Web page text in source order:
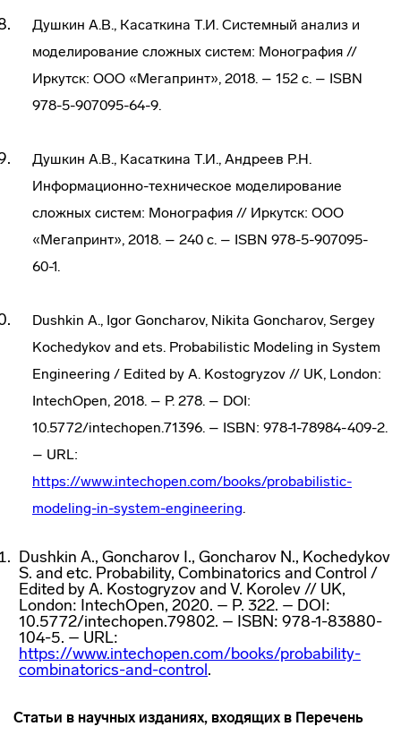
Душкин А.В., Касаткина Т.И. Системный анализ и
моделирование сложных систем: Монография //
Иркутск: ООО «Мегапринт», 2018. – 152 с. – ISBN
978-5-907095-64-9.
Душкин А.В., Касаткина Т.И., Андреев Р.Н.
Информационно-техническое моделирование
сложных систем: Монография // Иркутск: ООО
«Мегапринт», 2018. – 240 с. – ISBN 978-5-907095-
60-1.
Dushkin A., Igor Goncharov, Nikita Goncharov, Sergey
Kochedykov and ets. Probabilistic Modeling in System
Engineering / Edited by A. Kostogryzov // UK, London:
IntechOpen, 2018. – P. 278. – DOI:
10.5772/intechopen.71396. – ISBN: 978-1-78984-409-2.
– URL:
https://www.intechopen.com/books/probabilistic-
modeling-in-system-engineering.
Dushkin A., Goncharov I., Goncharov N., Kochedykov
S. and etc. Probability, Combinatorics and Control /
Edited by A. Kostogryzov and V. Korolev // UK,
London: IntechOpen, 2020. – P. 322. – DOI:
10.5772/intechopen.79802. – ISBN: 978-1-83880-
104-5. – URL:
https://www.intechopen.com/books/probability-
combinatorics-and-control.
Статьи в научных изданиях, входящих в Перечень